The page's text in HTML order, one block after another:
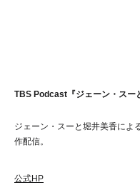
TBS Podcast『ジェーン・スー
ジェーン・スーと堀井美香によ
作配信。
公式HP